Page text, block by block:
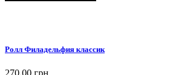
Ролл Филадельфия классик